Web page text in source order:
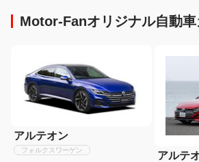
Motor-Fanオリジナル自動
アルテオン
フォルクスワーゲン
アルテ